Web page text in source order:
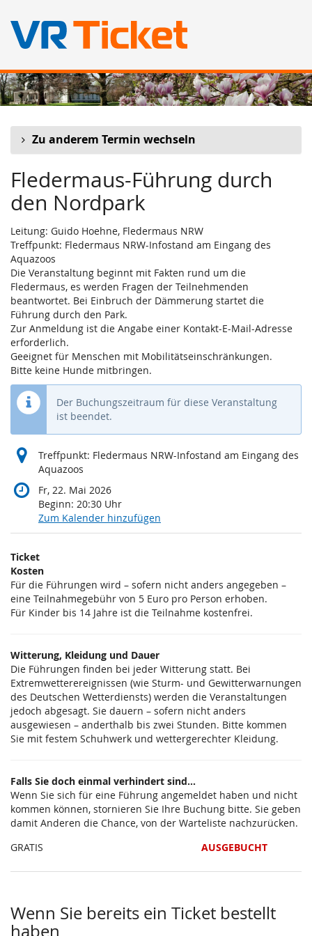
Zum
Haupt-
springen
Zu anderem Termin wechseln
Fledermaus-Führung durch
den Nordpark
Leitung: Guido Hoehne, Fledermaus NRW
Treffpunkt: Fledermaus NRW-Infostand am Eingang des
Aquazoos
Die Veranstaltung beginnt mit Fakten rund um die
Fledermaus, es werden Fragen der Teilnehmenden
beantwortet. Bei Einbruch der Dämmerung startet die
Führung durch den Park.
Zur Anmeldung ist die Angabe einer Kontakt-E-Mail-Adresse
erforderlich.
Geeignet für Menschen mit Mobilitätseinschränkungen.
Bitte keine Hunde mitbringen.
Der Buchungszeitraum für diese Veranstaltung
ist beendet.
Treffpunkt: Fledermaus NRW-Infostand am Eingang des
Aquazoos
Fr, 22. Mai 2026
Beginn: 20:30 Uhr
Zum Kalender hinzufügen
Produkte
Unkategorisierte
Produkte
Ticket
Kosten
Für die Führungen wird – sofern nicht anders angegeben –
eine Teilnahmegebühr von 5 Euro pro Person erhoben.
Für Kinder bis 14 Jahre ist die Teilnahme kostenfrei.
Witterung, Kleidung und Dauer
Die Führungen finden bei jeder Witterung statt. Bei
Extremwetterereignissen (wie Sturm- und Gewitterwarnungen
des Deutschen Wetterdiensts) werden die Veranstaltungen
jedoch abgesagt. Sie dauern – sofern nicht anders
ausgewiesen – anderthalb bis zwei Stunden. Bitte kommen
Sie mit festem Schuhwerk und wettergerechter Kleidung.
Falls Sie doch einmal verhindert sind...
Wenn Sie sich für eine Führung angemeldet haben und nicht
kommen können, stornieren Sie Ihre Buchung bitte. Sie geben
damit Anderen die Chance, von der Warteliste nachzurücken.
GRATIS
AUSGEBUCHT
Wenn Sie bereits ein Ticket bestellt
haben